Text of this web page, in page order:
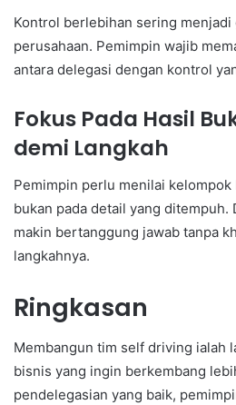
Kontrol berlebihan sering menjadi
perusahaan. Pemimpin wajib
antara delegasi dengan kontrol
Fokus Pada Hasil
demi Langkah
Pemimpin perlu menilai
bukan pada detail yang ditempuh.
makin bertanggung jawab tanpa
langkahnya.
Ringkasan
Membangun tim self driving ialah
bisnis yang ingin berkembang
pendelegasian yang baik,